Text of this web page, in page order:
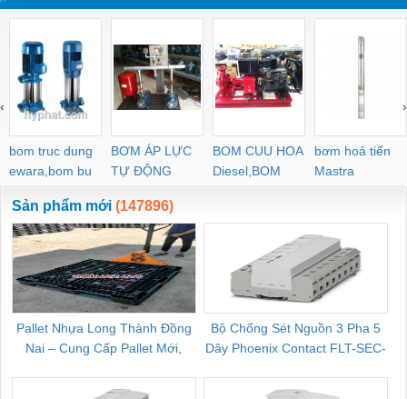
bom truc dung
ewara,bom bu
ewara
BƠM ÁP LỰC
TỰ ĐỘNG
BOM CUU HOA
Diesel,BOM
CHUA CHAY
bơm hoả tiển
Mastra
‹ ›
Sản phẩm mới (147896)
Pallet Nhựa Long Thành Đồng
Nai – Cung Cấp Pallet Mới,
Bộ Chống Sét Nguồn 3 Pha 5
Dây Phoenix Contact FLT-SEC-